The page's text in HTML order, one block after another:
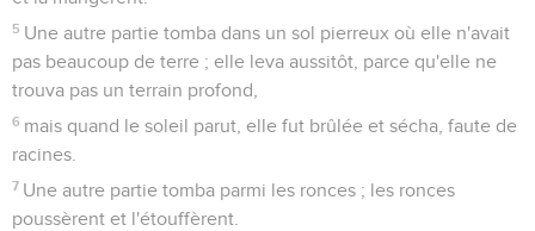
5 Une autre partie tomba dans un sol pierreux où elle n'avait
pas beaucoup de terre ; elle leva aussitôt, parce qu'elle ne
trouva pas un terrain profond,
6 mais quand le soleil parut, elle fut brûlée et sécha, faute de
racines.
7 Une autre partie tomba parmi les ronces ; les ronces
poussèrent et l'étouffèrent.